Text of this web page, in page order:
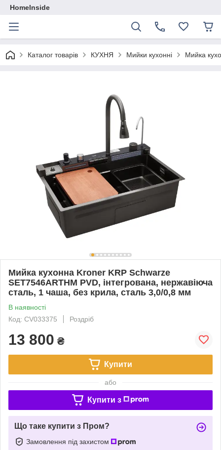
HomeInside
Каталог товарiв КУХНЯ Мийки кухонні Мийка
Мийка кухонна Kroner KRP Schwarze
SET7546ARTHM PVD, інтегрована, нержавіюча
сталь, 1 чаша, без крила, сталь 3,0/0,8 мм
В наявності
Код: CV033375
Роздріб
13 800 ₴
Купити
або
Купити з
Що таке купити з Пром?
Замовлення під захистом